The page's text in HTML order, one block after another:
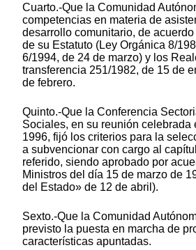
Cuarto.-Que la Comunidad
competencias en materia de
desarrollo comunitario, de
de su Estatuto (Ley Orgánica 8/
6/1994, de 24 de marzo) y los
transferencia 251/1982, de 15 de
de febrero.
Quinto.-Que la Conferencia
Sociales, en su reunión celebrada
1996, fijó los criterios para la
a subvencionar con cargo al
referido, siendo aprobado por
Ministros del día 15 de marzo de
del Estado» de 12 de abril).
Sexto.-Que la Comunidad
previsto la puesta en marcha de
características apuntadas.